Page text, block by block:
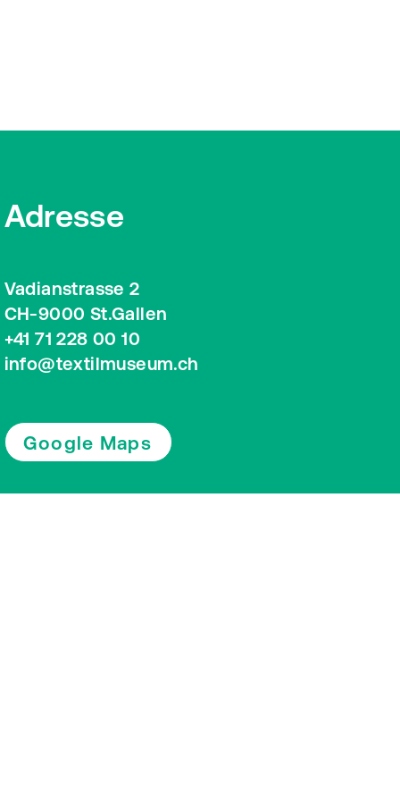
Adresse
Vadianstrasse 2
CH-9000 St.Gallen
+41 71 228 00 10
info@textilmuseum.ch
Google Maps